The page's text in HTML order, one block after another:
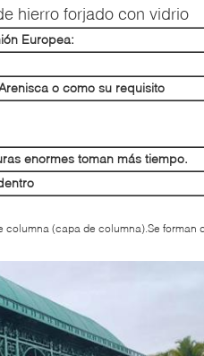
hierro forjado con vidrio
Europea:
o como su requisito
enormes toman más tiempo.
(capa de columna).Se forman